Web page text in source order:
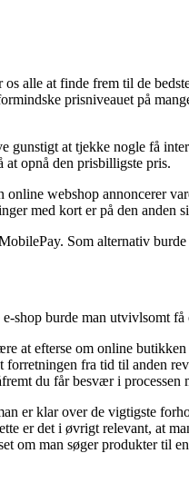
alle at finde frem til de
prisniveauet på
gunstigt at tjekke nogle få
at opnå den prisbilligste pris.
online webshop annoncerer
med kort er på den anden
Som alternativ
shop burde man utvivlsomt
at efterse om online
forretningen fra tid til anden
du får besvær i processen
er klar over de vigtigste
er det i øvrigt relevant, at
om man søger produkter til